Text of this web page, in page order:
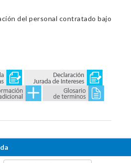
del personal contratado bajo